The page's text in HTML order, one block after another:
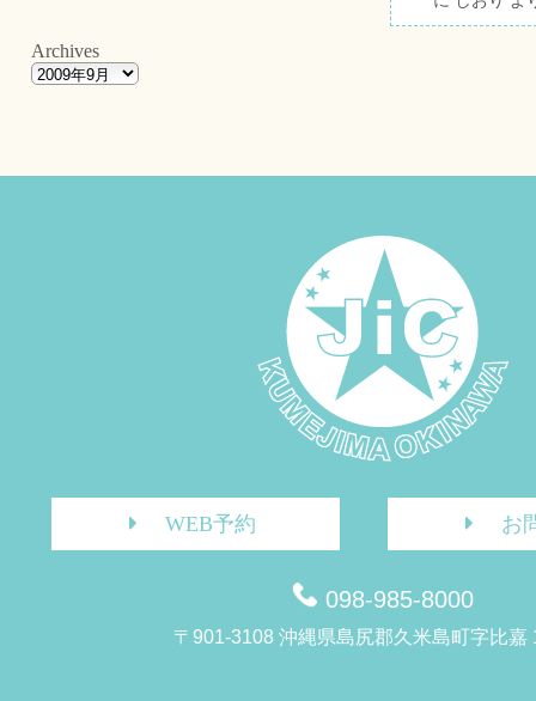
Archives
WEB予約 お
098-985-8000
〒901-3108 沖縄県島尻郡久米島町字比嘉